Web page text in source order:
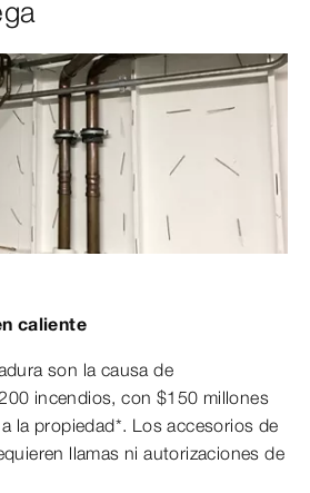
caliente
son la causa de
incendios, con $150 millones
la propiedad*. Los accesorios de
llamas ni autorizaciones de